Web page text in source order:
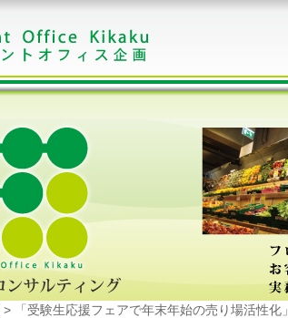
> 「受験生応援フェアで年末年始の売り場活性化」